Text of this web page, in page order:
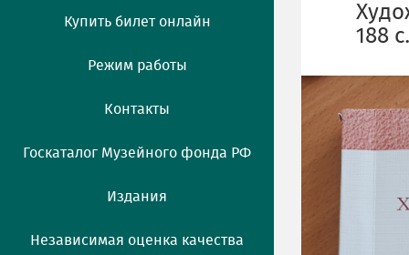
Купить билет онлайн
Режим работы
Контакты
Госкаталог Музейного фонда РФ
Издания
Независимая оценка качества
188